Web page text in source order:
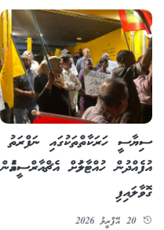
ސިޔާސީ ހަރަކާތްތަކުގައި ނަފްރަތު
އުފެއްދުން ހުއްޓާލުމަށް އެޗްއާރްސީއެމުން
ގޮވާލައިފި
20 އޭޕްރީލު 2026